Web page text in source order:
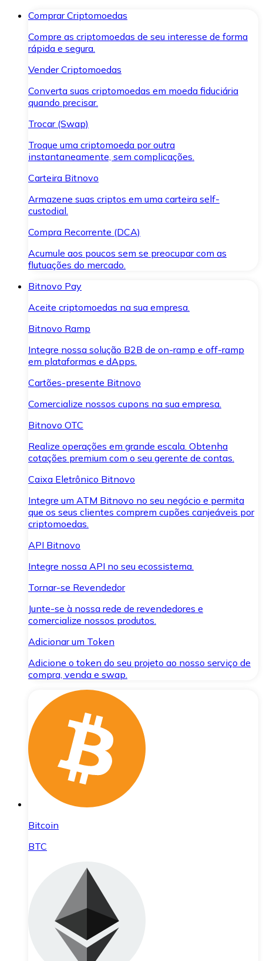
Comprar Criptomoedas
Compre as criptomoedas de seu interesse de forma
rápida e segura.
Vender Criptomoedas
Converta suas criptomoedas em moeda fiduciária
quando precisar.
Trocar (Swap)
Troque uma criptomoeda por outra
instantaneamente, sem complicações.
Carteira Bitnovo
Armazene suas criptos em uma carteira self-
custodial.
Compra Recorrente (DCA)
Acumule aos poucos sem se preocupar com as
flutuações do mercado.
Bitnovo Pay
Aceite criptomoedas na sua empresa.
Bitnovo Ramp
Integre nossa solução B2B de on-ramp e off-ramp
em plataformas e dApps.
Cartões-presente Bitnovo
Comercialize nossos cupons na sua empresa.
Bitnovo OTC
Realize operações em grande escala. Obtenha
cotações premium com o seu gerente de contas.
Caixa Eletrônico Bitnovo
Integre um ATM Bitnovo no seu negócio e permita
que os seus clientes comprem cupões canjeáveis por
criptomoedas.
API Bitnovo
Integre nossa API no seu ecossistema.
Tornar-se Revendedor
Junte-se à nossa rede de revendedores e
comercialize nossos produtos.
Adicionar um Token
Adicione o token do seu projeto ao nosso serviço de
compra, venda e swap.
Bitcoin
BTC